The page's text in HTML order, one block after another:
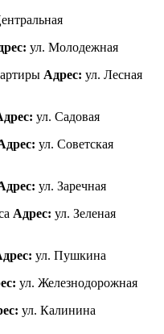
ул. Молодежная
Адрес: ул. Лесная
ул. Садовая
ул. Советская
ул. Заречная
Адрес: ул. Зеленая
ул. Пушкина
ул. Железнодорожная
ул. Калинина